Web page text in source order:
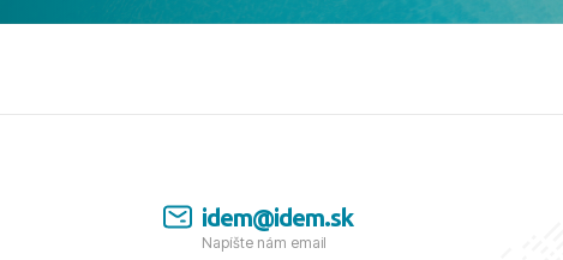
pozdravom a prianím mnohých ďalších
idem@idem.sk
Napíšte nám email